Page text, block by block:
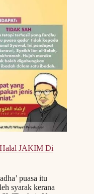
Halal JAKIM Di
puasa itu
syarak kerana